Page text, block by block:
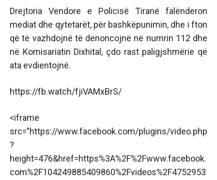
Drejtoria Vendore e Policisë Tiranë falënderon
mediat dhe qytetarët, për bashkëpunimin, dhe i fton
që të vazhdojnë të denoncojnë në numrin 112 dhe
në Komisariatin Dixhital, çdo rast paligjshmërie që
ata evdientojnë.
https://fb.watch/fjiVAMxBrS/
<iframe
src=”https://www.facebook.com/plugins/video.php
?
height=476&href=https%3A%2F%2Fwww.facebook.
com%2F104249885409860%2Fvideos%2F4752953